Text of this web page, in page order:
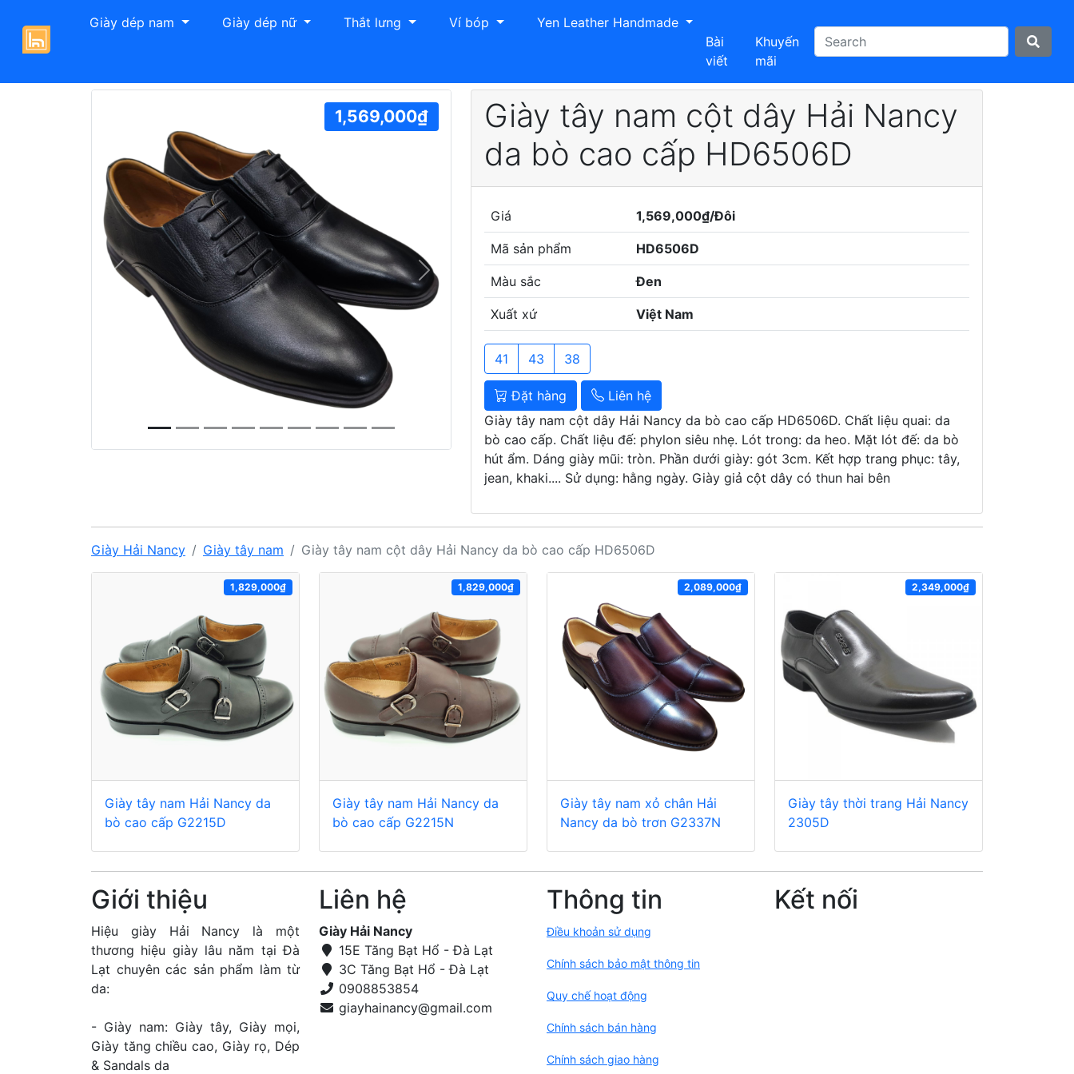
Giày dép nam Giày dép nữ Thắt lưng Ví bóp
Yen Leather Handmade
Bài
viết
Khuyến
mãi
Previous Next
1,569,000₫
Giày tây nam cột dây Hải Nancy
da bò cao cấp HD6506D
Giá 1,569,000₫/Đôi
Mã sản phẩm HD6506D
Màu sắc Đen
Xuất xứ Việt Nam
41 43 38
Đặt hàng
Liên hệ
Giày tây nam cột dây Hải Nancy da bò cao cấp HD6506D. Chất liệu quai: da
bò cao cấp. Chất liệu đế: phylon siêu nhẹ. Lót trong: da heo. Mặt lót đế: da bò
hút ẩm. Dáng giày mũi: tròn. Phần dưới giày: gót 3cm. Kết hợp trang phục: tây,
jean, khaki.... Sử dụng: hằng ngày. Giày giả cột dây có thun hai bên
Giày Hải Nancy Giày tây nam Giày tây nam cột dây Hải Nancy da bò cao cấp HD6506D
1,829,000₫
Giày tây nam Hải Nancy da
bò cao cấp G2215D
1,829,000₫
Giày tây nam Hải Nancy da
bò cao cấp G2215N
2,089,000₫
Giày tây nam xỏ chân Hải
Nancy da bò trơn G2337N
2,349,000₫
Giày tây thời trang Hải Nancy
2305D
Giới thiệu
Hiệu giày Hải Nancy là một
thương hiệu giày lâu năm tại Đà
Lạt chuyên các sản phẩm làm từ
da:
- Giày nam: Giày tây, Giày mọi,
Giày tăng chiều cao, Giày rọ, Dép
& Sandals da
Liên hệ
Giày Hải Nancy
15E Tăng Bạt Hổ - Đà Lạt
3C Tăng Bạt Hổ - Đà Lạt
0908853854
Thông tin
Điều khoản sử dụng
Chính sách bảo mật thông tin
Quy chế hoạt động
Chính sách bán hàng
Chính sách giao hàng
Kết nối